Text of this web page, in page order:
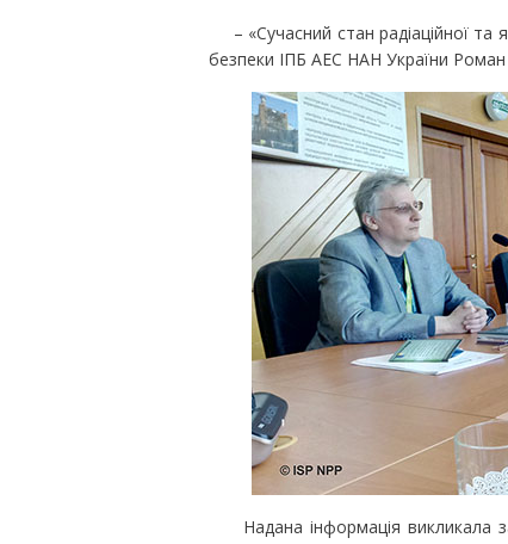
– «Сучасний стан радіаційної та
безпеки ІПБ АЕС НАН України Роман
Надана інформація викликала